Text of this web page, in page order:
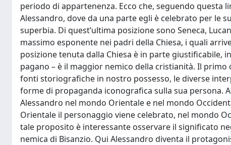
periodo di appartenenza. Ecco che, seguendo
Alessandro, dove da una parte egli è celebrato per le
superbia. Di quest’ultima posizione sono Seneca,
massimo esponente nei padri della Chiesa, i quali
posizione tenuta dalla Chiesa è in parte
pagano – è il maggior nemico della cristianità. Il
fonti storiografiche in nostro possesso, le diverse
forme di propaganda iconografica sulla sua persona.
Alessandro nel mondo Orientale e nel mondo
Orientale il personaggio viene celebrato, nel mondo
tale proposito è interessante osservare il significato
nemica di Bisanzio. Qui Alessandro diventa il